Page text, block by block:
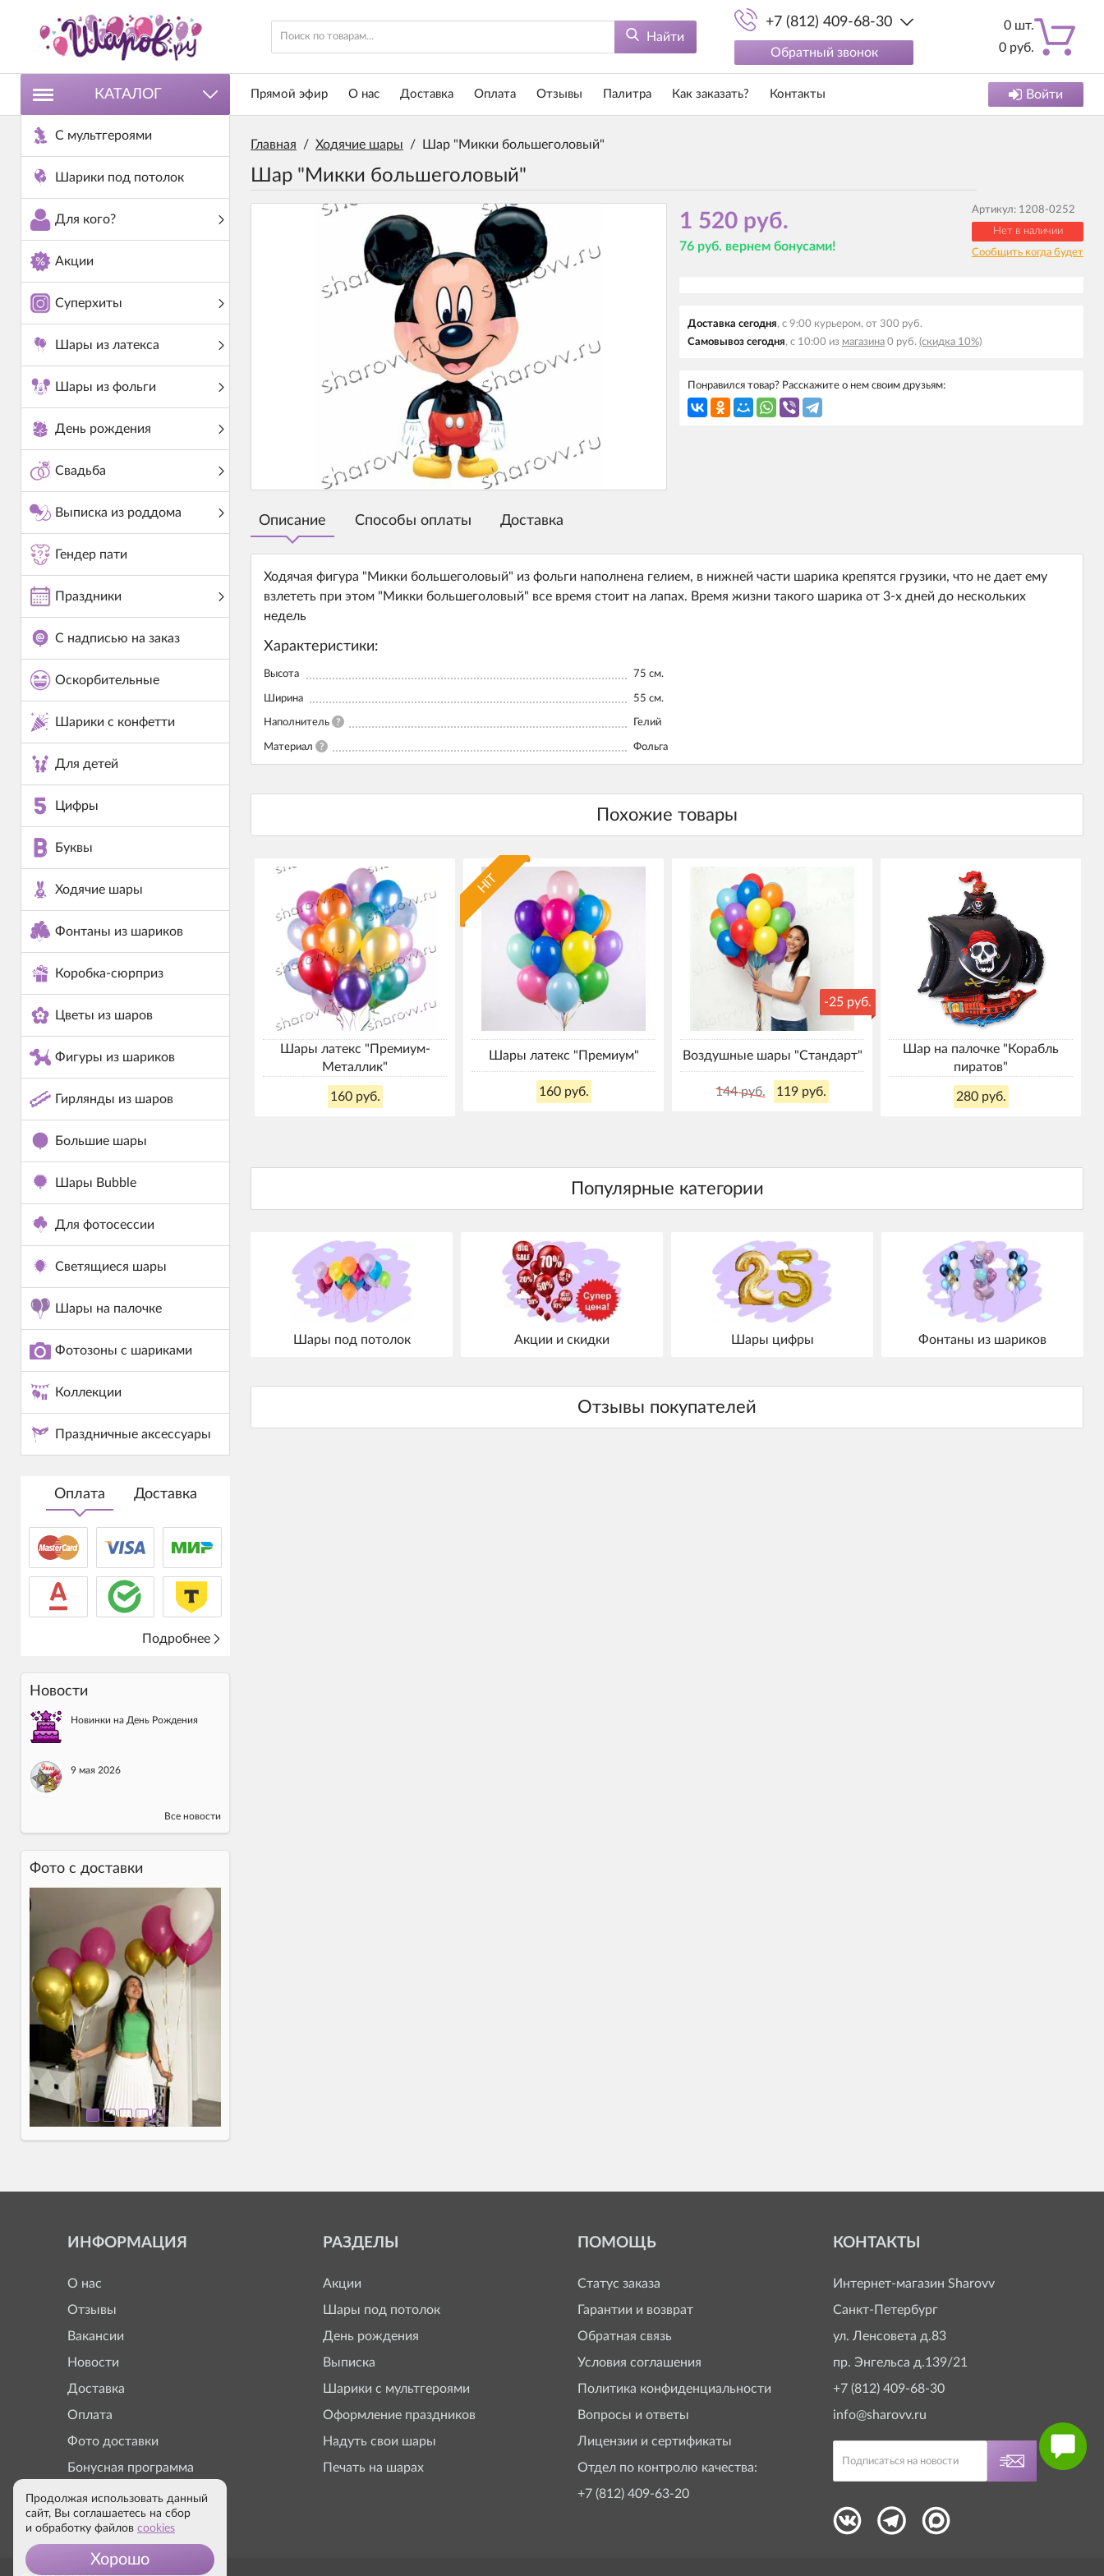
Найти
+7 (812) 409-68-30
Обратный звонок
0 шт.
0 руб.
КАТАЛОГ
С мультгероями
Шарики под потолок
Для кого?
Акции
Суперхиты
Шары из латекса
Шары из фольги
День рождения
Свадьба
Выписка из роддома
Гендер пати
Праздники
С надписью на заказ
Оскорбительные
Шарики с конфетти
Для детей
Цифры
Буквы
Ходячие шары
Фонтаны из шариков
Коробка-сюрприз
Цветы из шаров
Фигуры из шариков
Гирлянды из шаров
Большие шары
Шары Bubble
Для фотосессии
Светящиеся шары
Шары на палочке
Фотозоны с шариками
Коллекции
Праздничные аксессуары
Оплата Доставка
Подробнее
Новости
Новинки на День Рождения
9 мая 2026
Все новости
Фото c доставки
Прямой эфир О нас Доставка Оплата Отзывы Палитра Как заказать? Контакты Войти
Главная / Ходячие шары / Шар "Микки большеголовый"
Шар "Микки большеголовый"
1 520 руб.
76 руб. вернем бонусами!
Артикул: 1208-0252
Нет в наличии
Сообщить когда будет
Доставка сегодня, с 9:00 курьером, от 300 руб.
Самовывоз сегодня, с 10:00 из магазина 0 руб. (скидка 10%)
Понравился товар? Расскажите о нем своим друзьям:
Описание Способы оплаты Доставка
Ходячая фигура "Микки большеголовый" из фольги наполнена гелием, в нижней части шарика крепятся грузики, что не дает ему
взлететь при этом "Микки большеголовый" все время стоит на лапах. Время жизни такого шарика от 3-х дней до нескольких
недель
Характеристики:
Высота 75 см.
Ширина 55 см.
Наполнитель ? Гелий
Материал ? Фольга
Шары латекс "Премиум-
Металлик"
160 руб.
HIT
Шары латекс "Премиум"
160 руб.
-25 руб.
Воздушные шары "Стандарт"
144 руб. 119 руб.
Шар на палочке "Корабль
пиратов"
280 руб.
Шары под потолок Акции и скидки Шары цифры Фонтаны из шариков
ИНФОРМАЦИЯ
О нас
Отзывы
Вакансии
Новости
Доставка
Оплата
Фото доставки
Бонусная программа
РАЗДЕЛЫ
Акции
Шары под потолок
День рождения
Выписка
Шарики с мультгероями
Оформление праздников
Надуть свои шары
Печать на шарах
ПОМОЩЬ
Статус заказа
Гарантии и возврат
Обратная связь
Условия соглашения
Политика конфиденциальности
Вопросы и ответы
Лицензии и сертификаты
Отдел по контролю качества:
+7 (812) 409-63-20
КОНТАКТЫ
Интернет-магазин Sharovv
Санкт-Петербург
ул. Ленсовета д.83
пр. Энгельса д.139/21
+7 (812) 409-68-30
info@sharovv.ru
Продолжая использовать данный
сайт, Вы соглашаетесь на сбор
и обработку файлов cookies
Хорошо